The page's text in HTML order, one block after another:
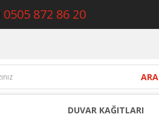
0505 872 86 20
ARA
DUVAR KAĞITLARI